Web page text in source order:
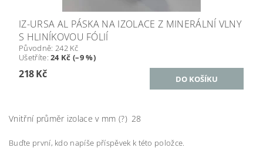
IZ-URSA AL PÁSKA NA IZOLACE Z MINERÁLNÍ VLNY
S HLINÍKOVOU FÓLIÍ
Původně: 242 Kč
Ušetříte:24 Kč (–9 %)
218 Kč
Vnitřní průměr izolace v mm (?) 28
Buďte první, kdo napíše příspěvek k této položce.